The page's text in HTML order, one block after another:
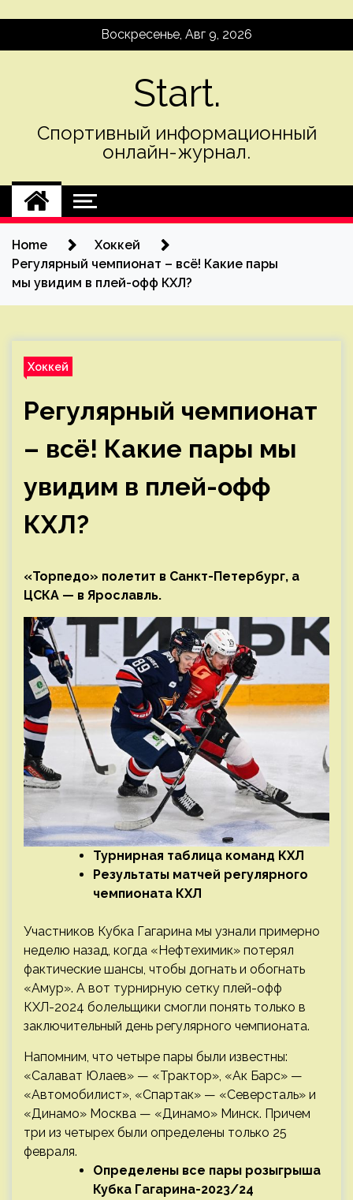
Воскресенье, Авг 9, 2026
Start.
Спортивный информационный
онлайн-журнал.
Home
Хоккей
Регулярный чемпионат – всё! Какие пары
мы увидим в плей-офф КХЛ?
Хоккей
Регулярный чемпионат
– всё! Какие пары мы
увидим в плей-офф
КХЛ?
«Торпедо» полетит в Санкт-Петербург, а
ЦСКА — в Ярославль.
Турнирная таблица команд КХЛ
Результаты матчей регулярного
чемпионата КХЛ
Участников Кубка Гагарина мы узнали примерно
неделю назад, когда «Нефтехимик» потерял
фактические шансы, чтобы догнать и обогнать
«Амур». А вот турнирную сетку плей-офф
КХЛ-2024 болельщики смогли понять только в
заключительный день регулярного чемпионата.
Напомним, что четыре пары были известны:
«Салават Юлаев» — «Трактор», «Ак Барс» —
«Автомобилист», «Спартак» — «Северсталь» и
«Динамо» Москва — «Динамо» Минск. Причем
три из четырех были определены только 25
февраля.
Определены все пары розыгрыша
Кубка Гагарина-2023/24